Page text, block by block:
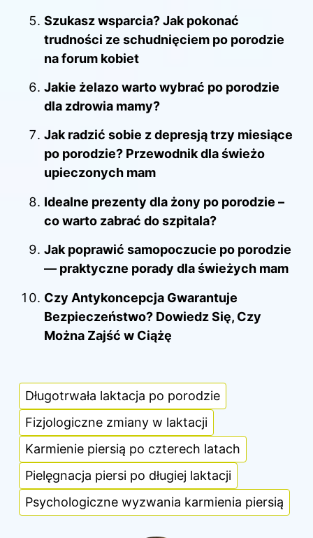
Szukasz wsparcia? Jak pokonać
trudności ze schudnięciem po porodzie
na forum kobiet
Jakie żelazo warto wybrać po porodzie
dla zdrowia mamy?
Jak radzić sobie z depresją trzy miesiące
po porodzie? Przewodnik dla świeżo
upieczonych mam
Idealne prezenty dla żony po porodzie –
co warto zabrać do szpitala?
Jak poprawić samopoczucie po porodzie
— praktyczne porady dla świeżych mam
Czy Antykoncepcja Gwarantuje
Bezpieczeństwo? Dowiedz Się, Czy
Można Zajść w Ciążę
Długotrwała laktacja po porodzie
Fizjologiczne zmiany w laktacji
Karmienie piersią po czterech latach
Pielęgnacja piersi po długiej laktacji
Psychologiczne wyzwania karmienia piersią